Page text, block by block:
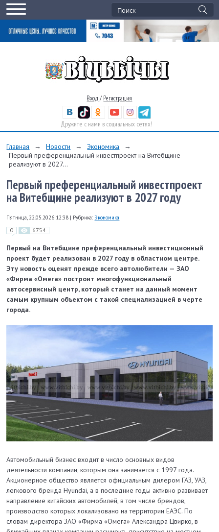
Вход / Регистрация
Дружите с нами в социальных сетях!
Главная → Новости → Экономика
→
Первый преференциальный инвестпроект на Витебщине
реализуют в 2027...
Первый преференциальный инвестпроект
на Витебщине реализуют в 2027 году
Пятница, 22.05.2026 12:38 | Рубрика: Экономика
0 6754
Первый на Витебщине преференциальный инвестиционный
проект будет реализован в 2027 году в областном центре.
Эту новость оценят прежде всего автолюбители — ЗАО
«Фирма «Омега» построит многофункциональный
автосервисный центр, который станет на данный момент
самым крупным объектом с такой специализацией в черте
города.
Автомобильный бизнес входит в число основных видов
деятельности компании, которым она занимается с 1997 года.
Акционерное общество является официальным дилером ГАЗ, УАЗ,
легкового бренда Hyundai, а в последние годы активно развивает
направление китайских автомобилей, в том числе брендов,
производство которых локализовано на территории ЕАЭС. По
словам директора ЗАО «Фирма «Омега» Александра Цвирко, в